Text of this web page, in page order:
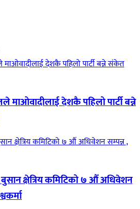
माओवादीलाई देशकै पहिलो पार्टी बन्ने
बुसान क्षेत्रिय कमिटिको ७ औं अधिवेशन